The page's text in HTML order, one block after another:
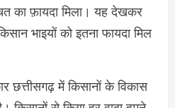
का फ़ायदा मिला। यह देखकर
भाइयों को इतना फायदा मिल
छत्तीसगढ़ में किसानों के विकास